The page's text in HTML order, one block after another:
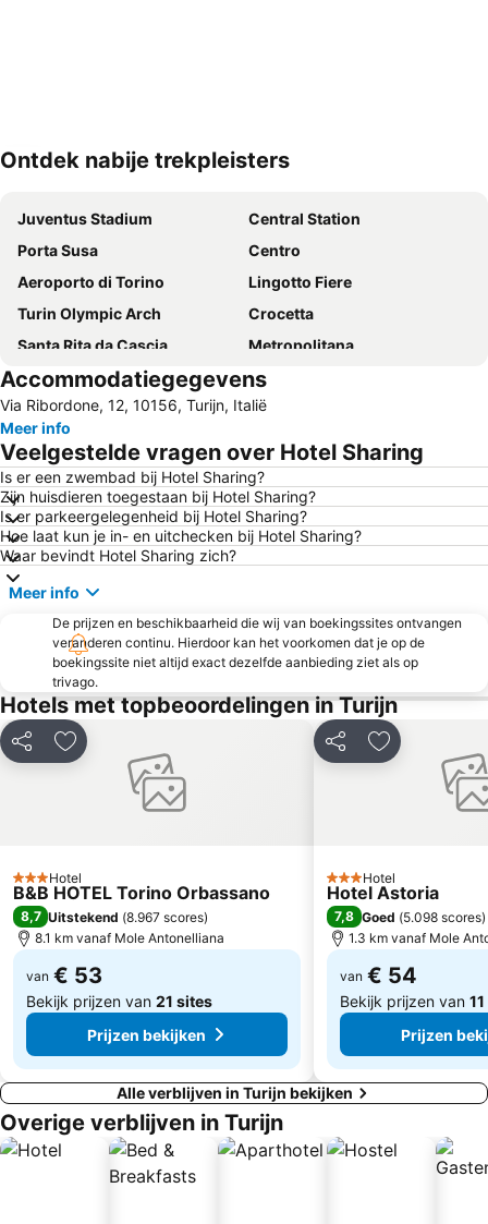
Kaart uitvouwen
Ontdek nabije trekpleisters
Juventus Stadium
Central Station
Porta Susa
Centro
Aeroporto di Torino
Lingotto Fiere
Turin Olympic Arch
Crocetta
Santa Rita da Cascia
Metropolitana
Lago di Viverone
Palio di Asti
Regio Parco
Via Roma
Barriera di Milano
Residences of the Royal House of Savoy
Cinema Lux
Centro Storico
City Hall
Piazza Castello
Via Giuseppe Garibaldi
Teatro Regio
Cit Turin
Via Po
Piazza Carlo Emanuele II - P.zza Carlina
Parco del Valentino
San Francesco da Paola
Carlo Alberto
Università degli Studi di Torino
Asti Lido 2000
Mappano
A come Ambiente
Vanchiglia
San Lorenzo
Paleis Madama
Casa Scaccabarozzi - la Fetta di Polenta
Laghi di Avigliana
Accommodatiegegevens
Via Ribordone, 12, 10156, Turijn, Italië
Meer info
Veelgestelde vragen over Hotel Sharing
Is er een zwembad bij Hotel Sharing?
Zijn huisdieren toegestaan bij Hotel Sharing?
Is er parkeergelegenheid bij Hotel Sharing?
Hoe laat kun je in- en uitchecken bij Hotel Sharing?
Waar bevindt Hotel Sharing zich?
Meer info
De prijzen en beschikbaarheid die wij van boekingssites ontvangen
veranderen continu. Hierdoor kan het voorkomen dat je op de
boekingssite niet altijd exact dezelfde aanbieding ziet als op
trivago.
Hotels met topbeoordelingen in Turijn
Delen Toevoegen aan favorieten
3 Sterren
Hotel
B&B HOTEL Torino Orbassano
8,7 Uitstekend (8.967 scores)
8.1 km vanaf Mole Antonelliana
van € 53
Bekijk prijzen van 21 sites
Prijzen bekijken
Delen Toevoegen
3 Sterren
Hotel
Hotel Astoria
7,8 Goed (5.098 scores)
1.3 km vanaf Mole
van € 54
Bekijk prijzen van
Prijzen
Alle verblijven in Turijn bekijken
Overige verblijven in Turijn